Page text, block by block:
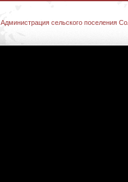
Администрация сельского поселения